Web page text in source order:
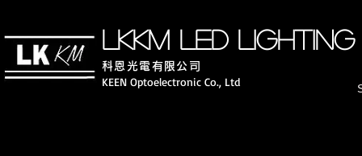
LKKM LED lighting
科恩光電有限公司
KEEN Optoelectronic Co., Ltd